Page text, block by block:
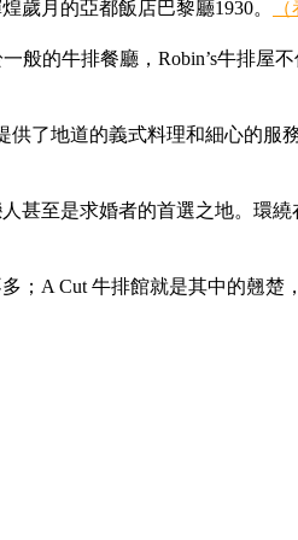
歲月的亞都飯店巴黎廳1930。
般的牛排餐廳，Robin’s牛排屋
了地道的義式料理和細心的服
甚至是求婚者的首選之地。環
A Cut 牛排館就是其中的翹楚